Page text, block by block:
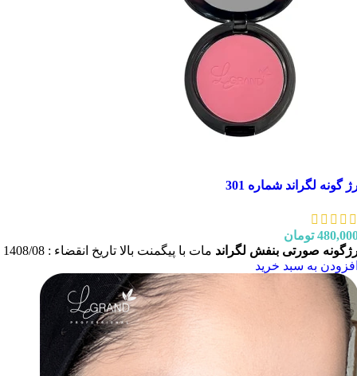
گونه لگراند شماره 301
تومان
صورتی بنفش لگراند مات با پیگمنت بالا تاریخ انقضاء : 1408/08
به سبد خرید